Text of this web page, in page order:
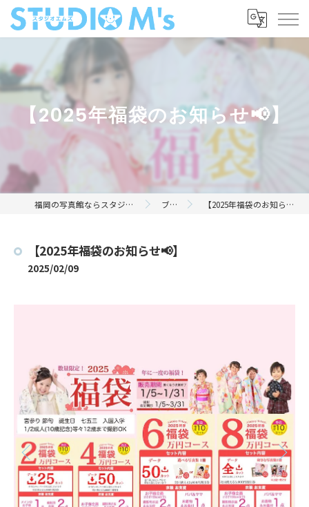
【2025年福袋のお知らせ📢】
福岡の写真館ならスタジオエムズ ブログ 【2025年福袋のお知らせ📢】
【2025年福袋のお知らせ📢】
2025/02/09